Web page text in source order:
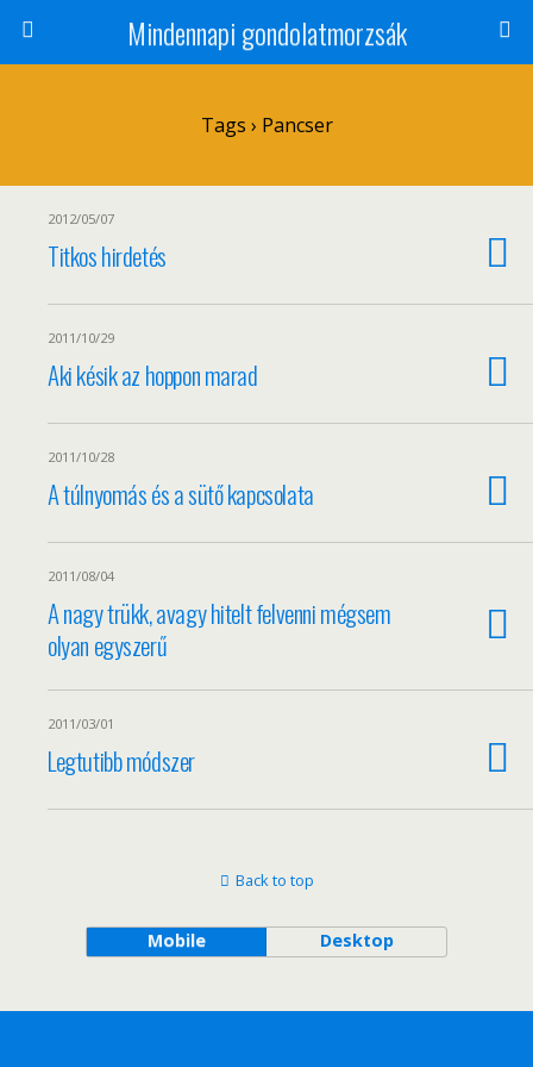
Mindennapi gondolatmorzsák
Tags › Pancser
2012/05/07
Titkos hirdetés
2011/10/29
Aki késik az hoppon marad
2011/10/28
A túlnyomás és a sütő kapcsolata
2011/08/04
A nagy trükk, avagy hitelt felvenni mégsem
olyan egyszerű
2011/03/01
Legtutibb módszer
Back to top
Mobile Desktop